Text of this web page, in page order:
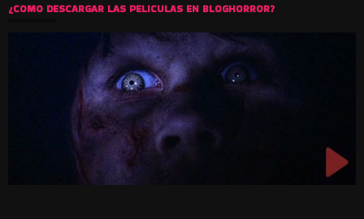
¿COMO DESCARGAR LAS PELICULAS EN BLOGHORROR?